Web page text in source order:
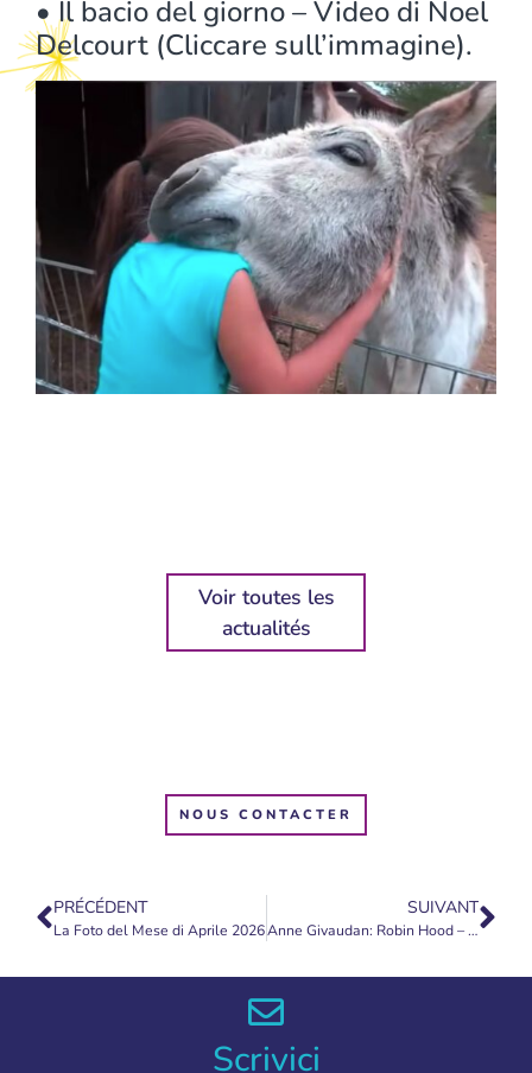
• Il bacio del giorno – Video di Noel
Delcourt (Cliccare sull’immagine).
Voir toutes les
actualités
NOUS CONTACTER
PRÉCÉDENT
La Foto del Mese di Aprile 2026
SUIVANT
Anne Givaudan: Robin Hood – Aprile 2026 – Traduzione italiana
Scrivici